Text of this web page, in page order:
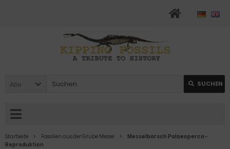
Alle SUCHEN
Startseite Fossilien aus der Grube Messel
Messelbarsch Palaeoperca -
Reproduktion